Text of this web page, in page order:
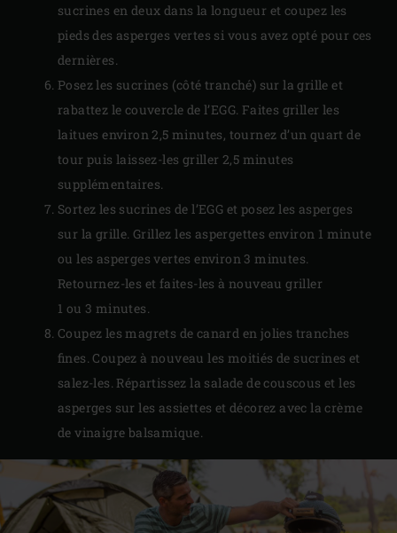
sucrines en deux dans la longueur et coupez les
pieds des asperges vertes si vous avez opté pour ces
dernières.
Posez les sucrines (côté tranché) sur la grille et
rabattez le couvercle de l’EGG. Faites griller les
laitues environ 2,5 minutes, tournez d’un quart de
tour puis laissez-les griller 2,5 minutes
supplémentaires.
Sortez les sucrines de l’EGG et posez les asperges
sur la grille. Grillez les aspergettes environ 1 minute
ou les asperges vertes environ 3 minutes.
Retournez-les et faites-les à nouveau griller
1 ou 3 minutes.
Coupez les magrets de canard en jolies tranches
fines. Coupez à nouveau les moitiés de sucrines et
salez-les. Répartissez la salade de couscous et les
asperges sur les assiettes et décorez avec la crème
de vinaigre balsamique.